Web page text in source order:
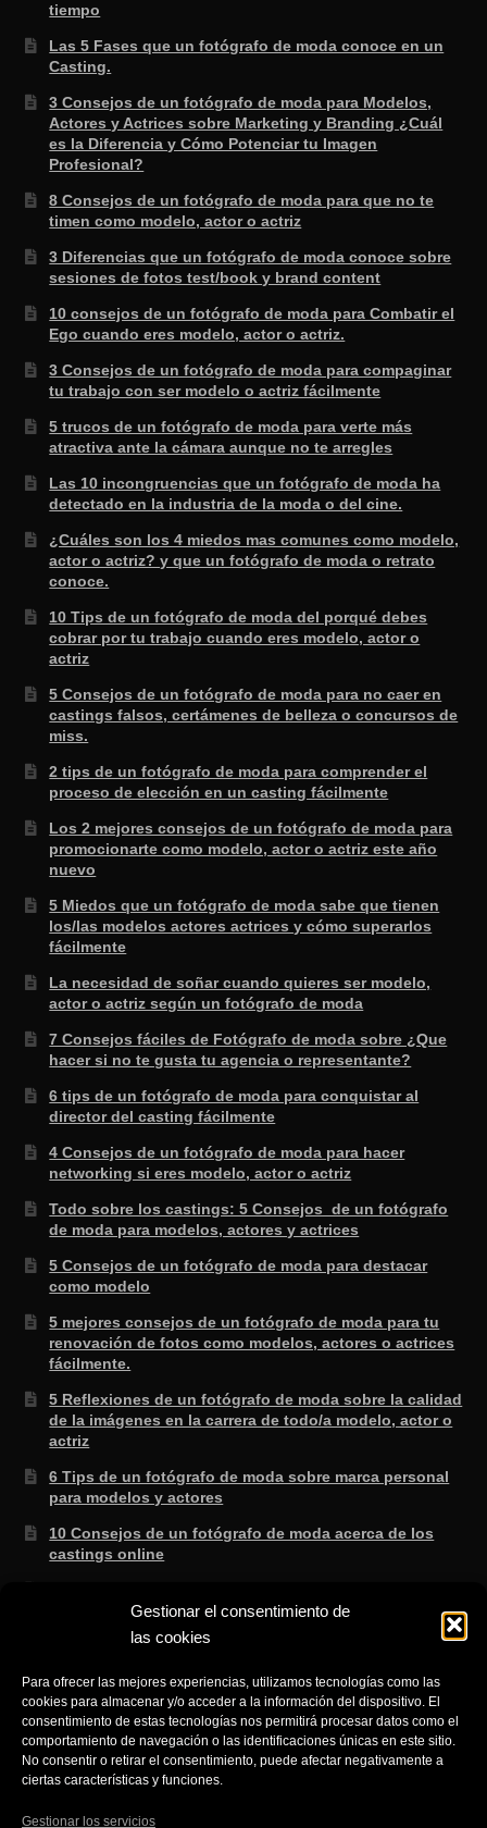
Gestionar el consentimiento de
las cookies
Para ofrecer las mejores experiencias, utilizamos tecnologías como las
cookies para almacenar y/o acceder a la información del dispositivo. El
consentimiento de estas tecnologías nos permitirá procesar datos como el
comportamiento de navegación o las identificaciones únicas en este sitio.
No consentir o retirar el consentimiento, puede afectar negativamente a
ciertas características y funciones.
Gestionar los servicios
tiempo
Las 5 Fases que un fotógrafo de moda conoce en un
Casting.
3 Consejos de un fotógrafo de moda para Modelos,
Actores y Actrices sobre Marketing y Branding ¿Cuál
es la Diferencia y Cómo Potenciar tu Imagen
Profesional?
8 Consejos de un fotógrafo de moda para que no te
timen como modelo, actor o actriz
3 Diferencias que un fotógrafo de moda conoce sobre
sesiones de fotos test/book y brand content
10 consejos de un fotógrafo de moda para Combatir el
Ego cuando eres modelo, actor o actriz.
3 Consejos de un fotógrafo de moda para compaginar
tu trabajo con ser modelo o actriz fácilmente
5 trucos de un fotógrafo de moda para verte más
atractiva ante la cámara aunque no te arregles
Las 10 incongruencias que un fotógrafo de moda ha
detectado en la industria de la moda o del cine.
¿Cuáles son los 4 miedos mas comunes como modelo,
actor o actriz? y que un fotógrafo de moda o retrato
conoce.
10 Tips de un fotógrafo de moda del porqué debes
cobrar por tu trabajo cuando eres modelo, actor o
actriz
5 Consejos de un fotógrafo de moda para no caer en
castings falsos, certámenes de belleza o concursos de
miss.
2 tips de un fotógrafo de moda para comprender el
proceso de elección en un casting fácilmente
Los 2 mejores consejos de un fotógrafo de moda para
promocionarte como modelo, actor o actriz este año
nuevo
5 Miedos que un fotógrafo de moda sabe que tienen
los/las modelos actores actrices y cómo superarlos
fácilmente
La necesidad de soñar cuando quieres ser modelo,
actor o actriz según un fotógrafo de moda
7 Consejos fáciles de Fotógrafo de moda sobre ¿Que
hacer si no te gusta tu agencia o representante?
6 tips de un fotógrafo de moda para conquistar al
director del casting fácilmente
4 Consejos de un fotógrafo de moda para hacer
networking si eres modelo, actor o actriz
Todo sobre los castings: 5 Consejos de un fotógrafo
de moda para modelos, actores y actrices
5 Consejos de un fotógrafo de moda para destacar
como modelo
5 mejores consejos de un fotógrafo de moda para tu
renovación de fotos como modelos, actores o actrices
fácilmente.
5 Reflexiones de un fotógrafo de moda sobre la calidad
de la imágenes en la carrera de todo/a modelo, actor o
actriz
6 Tips de un fotógrafo de moda sobre marca personal
para modelos y actores
10 Consejos de un fotógrafo de moda acerca de los
castings online
enseñan en la escuela.
8 consejos de un fotógrafo de moda para saber si lo
3 Trucos de un fotógrafo de moda para aprender a
gestionar el NO fácilmente cuando eres modelo.